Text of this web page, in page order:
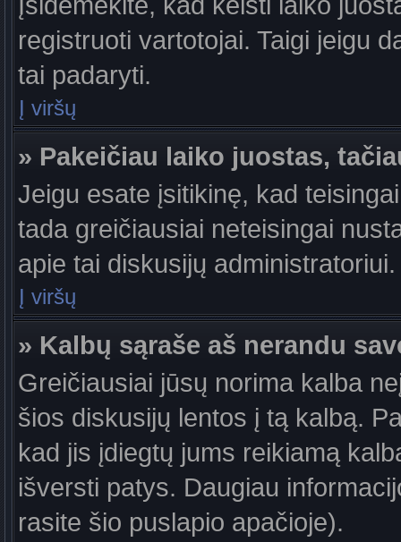
registruoti vartotojai. Taigi jeigu
tai padaryti.
Į viršų
» Pakeičiau laiko juostas,
Jeigu esate įsitikinę, kad
tada greičiausiai neteisingai
apie tai diskusijų administratoriui.
Į viršų
» Kalbų sąraše aš nerandu
Greičiausiai jūsų norima kalba
šios diskusijų lentos į tą kalbą.
kad jis įdiegtų jums reikiamą
išversti patys. Daugiau
rasite šio puslapio apačioje).